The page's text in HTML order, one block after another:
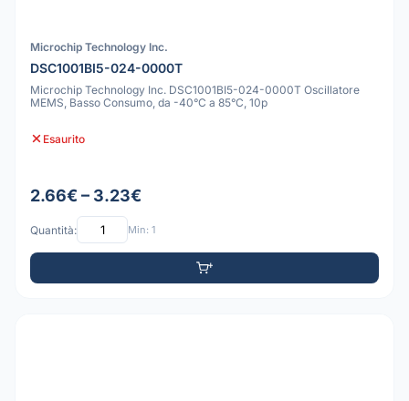
Microchip Technology Inc.
DSC1001BI5-024-0000T
Microchip Technology Inc. DSC1001BI5-024-0000T Oscillatore
MEMS, Basso Consumo, da -40°C a 85°C, 10p
Esaurito
2.66€ – 3.23€
Quantità: Min: 1